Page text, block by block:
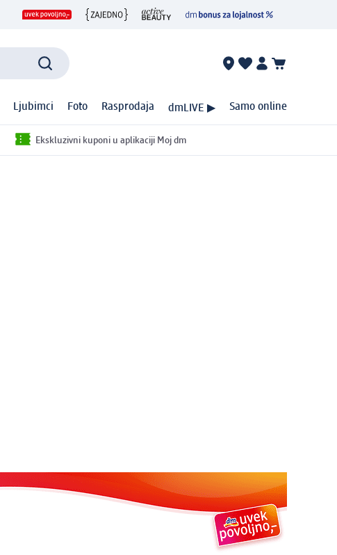
Ljubimci Foto Rasprodaja dmLIVE ▶ Samo online
Ekskluzivni kuponi u aplikaciji Moj dm